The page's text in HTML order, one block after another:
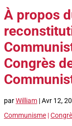
À propos
Congrès
parWilliam |Avr 12,
Communisme |